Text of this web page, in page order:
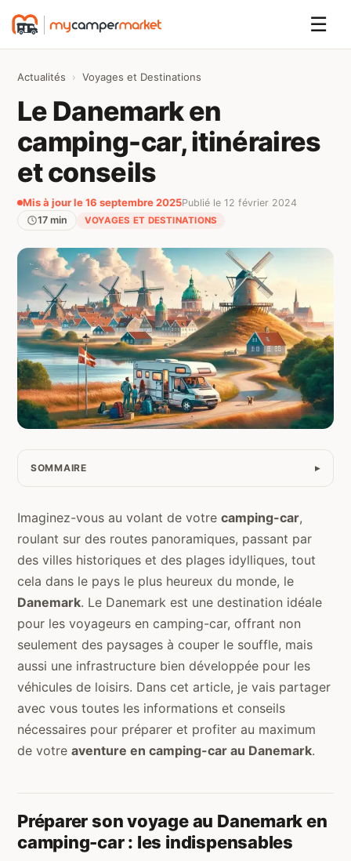
☰
Actualités › Voyages et Destinations
Le Danemark en
camping-car, itinéraires
et conseils
Mis à jour le 16 septembre 2025Publié le 12 février 2024
17 min
VOYAGES ET DESTINATIONS
SOMMAIRE
Imaginez-vous au volant de votre camping-car,
roulant sur des routes panoramiques, passant par
des villes historiques et des plages idylliques, tout
cela dans le pays le plus heureux du monde, le
Danemark. Le Danemark est une destination idéale
pour les voyageurs en camping-car, offrant non
seulement des paysages à couper le souffle, mais
aussi une infrastructure bien développée pour les
véhicules de loisirs. Dans cet article, je vais partager
avec vous toutes les informations et conseils
nécessaires pour préparer et profiter au maximum
de votre aventure en camping-car au Danemark.
Préparer son voyage au Danemark en
camping-car : les indispensables